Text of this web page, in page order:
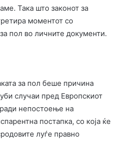
Така што законот за
моментот со
пол во личните документи.
за пол беше причина
случаи пред Европскиот
непостоење на
постапка, со која ќе
луѓе правно